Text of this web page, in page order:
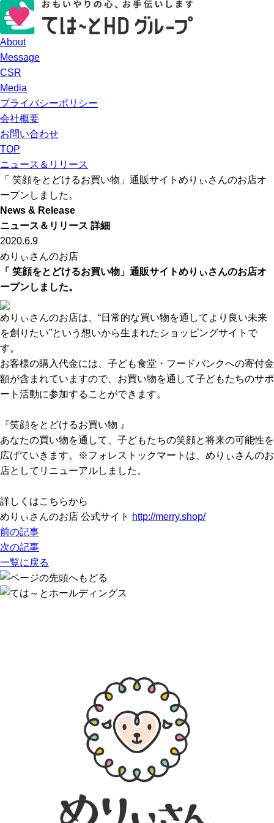
About
Message
CSR
Media
プライバシーポリシー
会社概要
お問い合わせ
TOP
ニュース＆リリース
「 笑顔をとどけるお買い物」通販サイトめりぃさんのお店オ
ープンしました。
News & Release
ニュース＆リリース 詳細
2020.6.9
めりぃさんのお店
「 笑顔をとどけるお買い物」通販サイトめりぃさんのお店オ
ープンしました。
めりぃさんのお店は、“日常的な買い物を通してより良い未来
を創りたい”という想いから生まれたショッピングサイトで
す。
お客様の購入代金には、子ども食堂・フードバンクへの寄付金
額が含まれていますので、お買い物を通して子どもたちのサポ
ート活動に参加することができます。
『笑顔をとどけるお買い物 』
あなたの買い物を通して、子どもたちの笑顔と将来の可能性を
広げていきます。※フォレストックマートは、めりぃさんのお
店としてリニューアルしました。
詳しくはこちらから
めりぃさんのお店 公式サイト http://merry.shop/
前の記事
次の記事
一覧に戻る